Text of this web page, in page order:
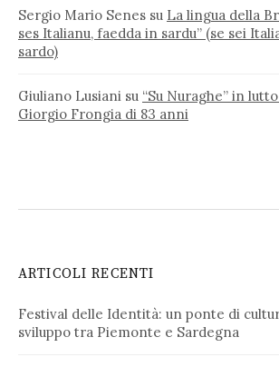
Sergio Mario Senes su La lingua della
ses Italianu, faedda in sardu” (se sei
sardo)
Giuliano Lusiani su “Su Nuraghe” in
Giorgio Frongia di 83 anni
ARTICOLI RECENTI
Festival delle Identità: un ponte di
sviluppo tra Piemonte e Sardegna